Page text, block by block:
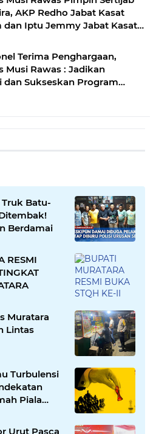
AKP Redho Jabat Kasat
dan Iptu Jemmy Jabat Kasat
Terima Penghargaan,
Musi Rawas : Jadikan
dan Sukseskan Program
Batu-
Berdamai
RESMI
Muratara
Lintas
Turbulensi
Piala
Urut Pasca